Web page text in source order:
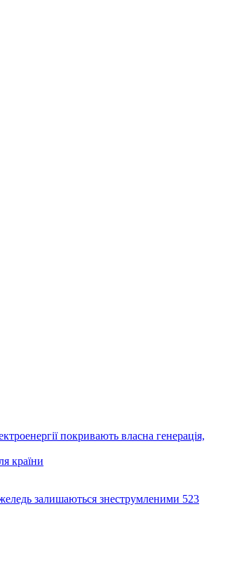
покривають власна генерація,
країни
залишаються знеструмленими 523